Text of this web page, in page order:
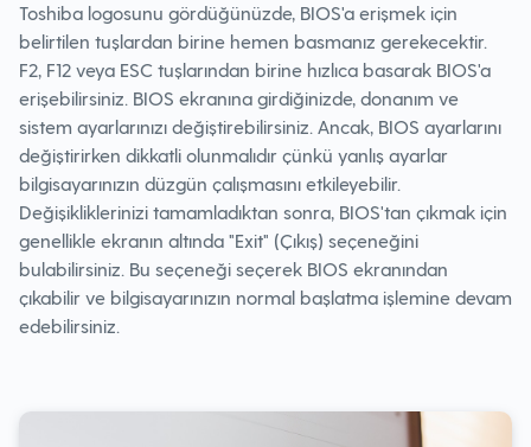
Toshiba logosunu gördüğünüzde, BIOS'a erişmek için
belirtilen tuşlardan birine hemen basmanız gerekecektir.
F2, F12 veya ESC tuşlarından birine hızlıca basarak BIOS'a
erişebilirsiniz. BIOS ekranına girdiğinizde, donanım ve
sistem ayarlarınızı değiştirebilirsiniz. Ancak, BIOS ayarlarını
değiştirirken dikkatli olunmalıdır çünkü yanlış ayarlar
bilgisayarınızın düzgün çalışmasını etkileyebilir.
Değişikliklerinizi tamamladıktan sonra, BIOS'tan çıkmak için
genellikle ekranın altında "Exit" (Çıkış) seçeneğini
bulabilirsiniz. Bu seçeneği seçerek BIOS ekranından
çıkabilir ve bilgisayarınızın normal başlatma işlemine devam
edebilirsiniz.